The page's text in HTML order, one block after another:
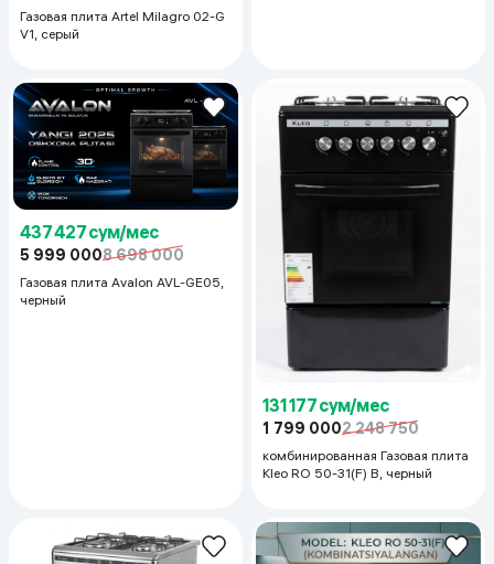
Газовая плита Artel Milagro 02-G
V1, серый
437 427 сум/мес
5 999 0008 698 000
Газовая плита Avalon AVL-GE05,
черный
131 177 сум/мес
1 799 0002 248 750
комбинированная Газовая плита
Kleo RO 50-31(F) B, черный